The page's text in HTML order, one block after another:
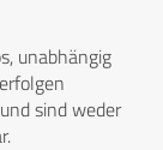
unabhängig
sind weder